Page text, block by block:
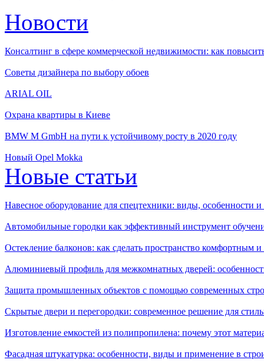
Новости
Консалтинг в сфере коммерческой недвижимости: как
Советы дизайнера по выбору обоев
ARIAL OIL
Охрана квартиры в Киеве
BMW M GmbH на пути к устойчивому росту в 2020 году
Новый Opel Mokka
Новые статьи
Навесное оборудование для спецтехники: виды, особенности
Автомобильные городки как эффективный инструмент
Остекление балконов: как сделать пространство комфортным
Алюминиевый профиль для межкомнатных дверей:
Защита промышленных объектов с помощью современных
Скрытые двери и перегородки: современное решение для
Изготовление емкостей из полипропилена: почему этот
Фасадная штукатурка: особенности, виды и применение в